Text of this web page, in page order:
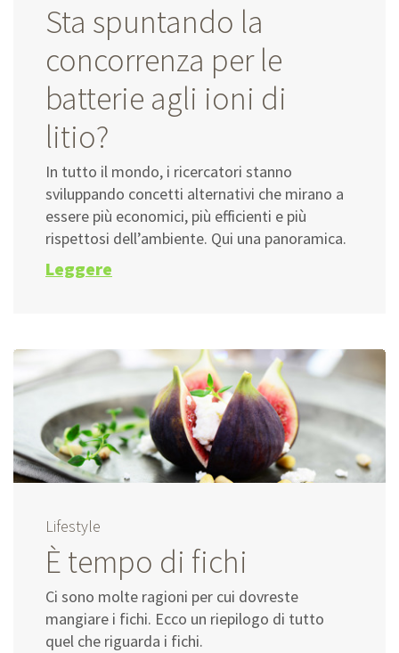
Sta spuntando la
concorrenza per le
batterie agli ioni di
litio?
In tutto il mondo, i ricercatori stanno
sviluppando concetti alternativi che mirano a
essere più economici, più efficienti e più
rispettosi dell’ambiente. Qui una panoramica.
Leggere
Lifestyle
È tempo di fichi
Ci sono molte ragioni per cui dovreste
mangiare i fichi. Ecco un riepilogo di tutto
quel che riguarda i fichi.